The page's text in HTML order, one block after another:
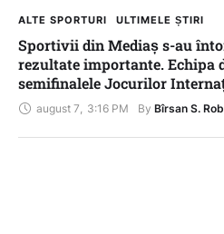
ALTE SPORTURI ULTIMELE ȘTIRI
Sportivii din Mediaș s-au
rezultate importante. Echipa
semifinalele Jocurilor
august 7 3:16 PM By Bîrsan S.